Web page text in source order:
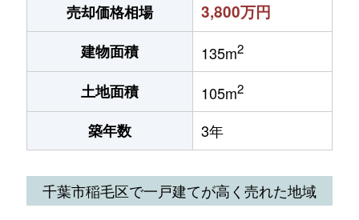
売却価格相場
3,800万円
建物面積 135m2
土地面積 105m2
築年数 3年
千葉市稲毛区で一戸建てが高く売れた地域